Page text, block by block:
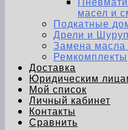
масел и
Подкатные
Дрели и
Замена масла
Ремкомплекты
Доставка
Юридическим
Мой список
Личный кабинет
Контакты
Сравнить